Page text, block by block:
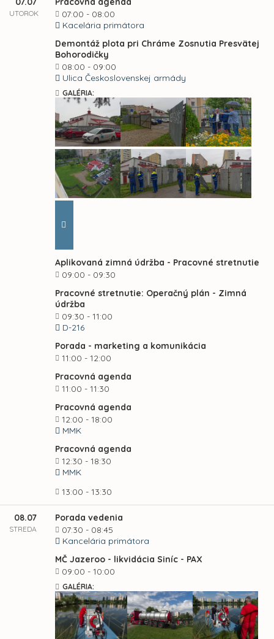
UTOROK
07:00 - 08:00
Kacelária primátora
Demontáž plota pri Chráme Zosnutia Presvätej
Bohorodičky
08:00 - 09:00
Ulica Československej armády
GALÉRIA:
Aplikovaná zimná údržba - Pracovné stretnutie
09:00 - 09:30
Pracovné stretnutie: Operačný plán - Zimná
údržba
09:30 - 11:00
D-216
Porada - marketing a komunikácia
11:00 - 12:00
Pracovná agenda
11:00 - 11:30
Pracovná agenda
12:00 - 18:00
MMK
Pracovná agenda
12:30 - 18:30
MMK
13:00 - 13:30
08.07
STREDA
Porada vedenia
07:30 - 08:45
Kancelária primátora
MČ Jazeroo - likvidácia Siníc - PAX
09:00 - 10:00
GALÉRIA: